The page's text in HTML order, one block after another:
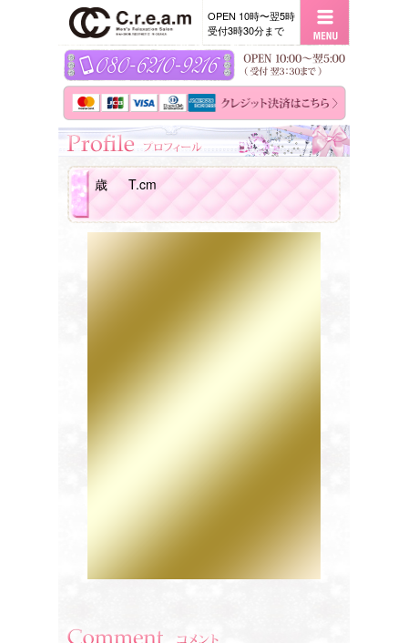
OPEN 10時〜翌5時
受付3時30分まで
歳 T.cm